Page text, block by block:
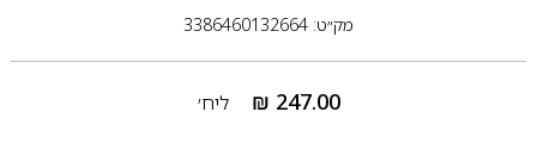
מק״ט: 3386460132664
₪ 247.00 ליח׳